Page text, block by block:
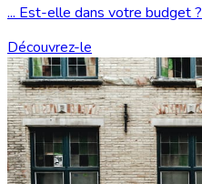
... Est-elle dans votre budget ?
Découvrez-le